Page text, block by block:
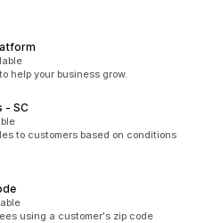
help your business grow.
‑ SC
to customers based on conditions
using a customer's zip code